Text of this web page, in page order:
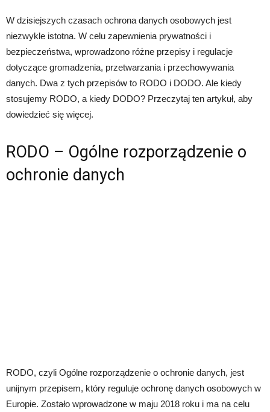
W dzisiejszych czasach ochrona danych osobowych jest
niezwykle istotna. W celu zapewnienia prywatności i
bezpieczeństwa, wprowadzono różne przepisy i regulacje
dotyczące gromadzenia, przetwarzania i przechowywania
danych. Dwa z tych przepisów to RODO i DODO. Ale kiedy
stosujemy RODO, a kiedy DODO? Przeczytaj ten artykuł, aby
dowiedzieć się więcej.
RODO – Ogólne rozporządzenie o
ochronie danych
RODO, czyli Ogólne rozporządzenie o ochronie danych, jest
unijnym przepisem, który reguluje ochronę danych osobowych w
Europie. Zostało wprowadzone w maju 2018 roku i ma na celu